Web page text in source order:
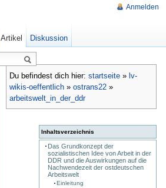
Du befindest dich hier: startseite » lv-
wikis-oeffentlich » ostrans22 »
arbeitswelt_in_der_ddr
Inhaltsverzeichnis
Das Grundkonzept der
sozialistischen Idee von Arbeit in der
DDR und die Auswirkungen auf die
Nachwendezeit der ostdeutschen
Arbeitswelt
Einleitung
Anmelden
Artikel Diskussion
Ältere Versionen